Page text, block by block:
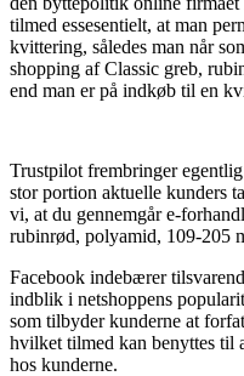
tilmed essesentielt, at man
kvittering, således man når
shopping af Classic greb,
end man er på indkøb til en
Trustpilot frembringer
stor portion aktuelle kunders
vi, at du gennemgår e-
rubinrød, polyamid, 109-205
Facebook indebærer
indblik i netshoppens
som tilbyder kunderne at
hvilket tilmed kan benyttes til
hos kunderne.